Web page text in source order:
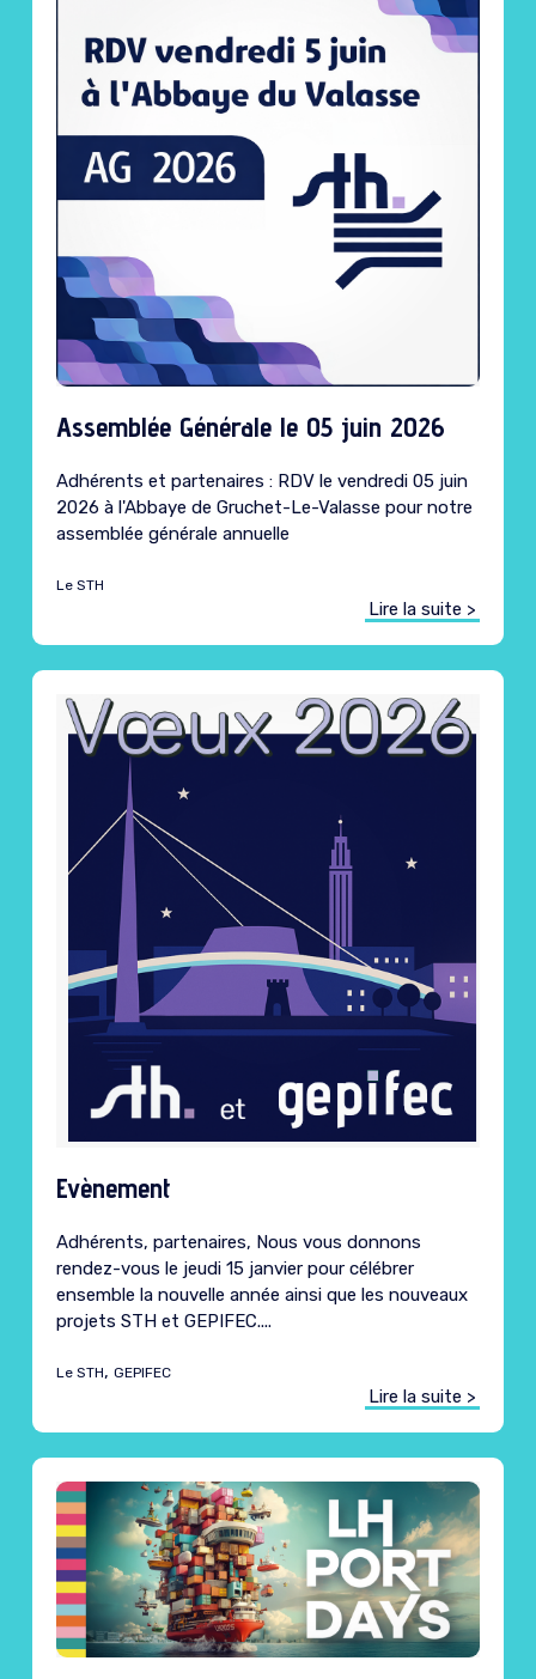
Assemblée Générale le 05 juin 2026
Adhérents et partenaires : RDV le vendredi 05 juin
2026 à l'Abbaye de Gruchet-Le-Valasse pour notre
assemblée générale annuelle
Le STH
Lire la suite >
Evènement
Adhérents, partenaires, Nous vous donnons
rendez-vous le jeudi 15 janvier pour célébrer
ensemble la nouvelle année ainsi que les nouveaux
projets STH et GEPIFEC....
Le STH, GEPIFEC
Lire la suite >